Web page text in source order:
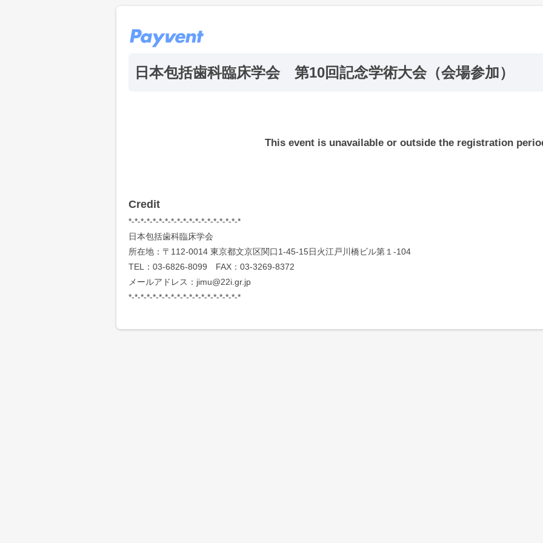
日本包括歯科臨床学会 第10回記念学術大会（会場参加）
This event is unavailable or outside the registration
Credit
*-*-*-*-*-*-*-*-*-*-*-*-*-*-*-*-*-*-*
日本包括歯科臨床学会
所在地：〒112-0014 東京都文京区関口1-45-15日火江戸川橋ビル第１-104
TEL：03-6826-8099 FAX：03-3269-8372
メールアドレス：jimu@22i.gr.jp
*-*-*-*-*-*-*-*-*-*-*-*-*-*-*-*-*-*-*